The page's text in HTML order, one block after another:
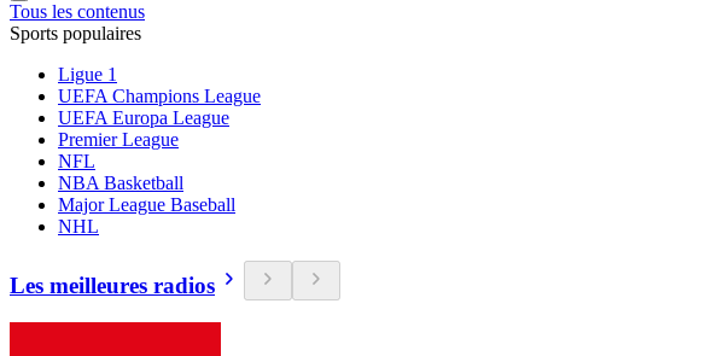
Tous les contenus
Sports populaires
Ligue 1
UEFA Champions League
UEFA Europa League
Premier League
NFL
NBA Basketball
Major League Baseball
NHL
Les meilleures radios